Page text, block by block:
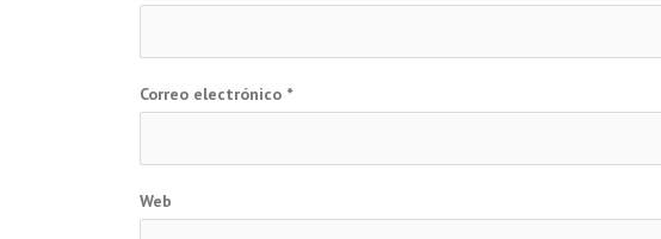
Correo electrónico *
Web